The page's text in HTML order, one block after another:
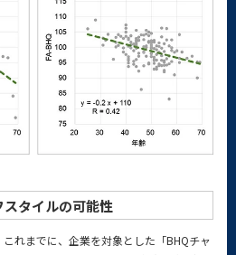
タイルの可能性
れまでに、企業を対象とした「BHQチャ